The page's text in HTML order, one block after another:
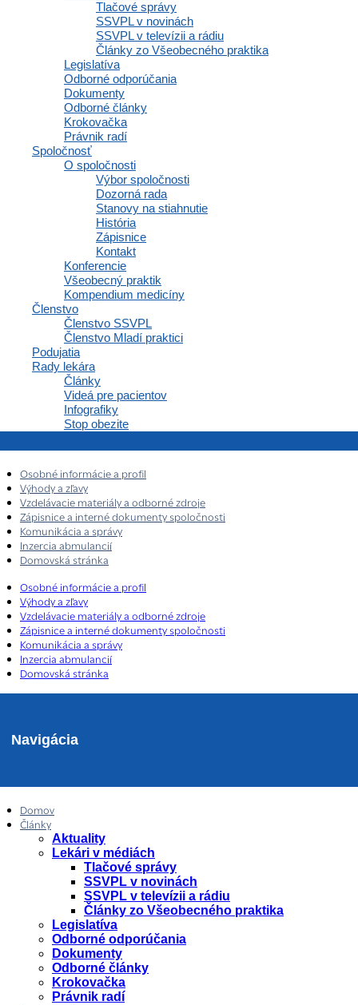
Tlačové správy
SSVPL v novinách
SSVPL v televízii a rádiu
Články zo Všeobecného praktika
Legislatíva
Odborné odporúčania
Dokumenty
Odborné články
Krokovačka
Právnik radí
Spoločnosť
O spoločnosti
Výbor spoločnosti
Dozorná rada
Stanovy na stiahnutie
História
Zápisnice
Kontakt
Konferencie
Všeobecný praktik
Kompendium medicíny
Členstvo
Členstvo SSVPL
Členstvo Mladí praktici
Podujatia
Rady lekára
Články
Videá pre pacientov
Infografiky
Stop obezite
Odoberajte náš newsletter
Odoslať
SLOVENSKÁ
SPOLOČNOSŤ
VŠEOBECNÉHO
PRAKTICKÉHO
LEKÁRSTVA
Business Center Polianky (BCP)
Polianky 5, 841 01 Bratislava
IČO: 35607131
DIČ: 2020971502
Členstvo
Osobné informácie a profil
Výhody a zľavy
Vzdelávacie materiály a odborné zdroje
Zápisnice a interné dokumenty spoločnosti
Komunikácia a správy
Inzercia abmulancií
Domovská stránka
Osobné informácie a profil
Výhody a zľavy
Vzdelávacie materiály a odborné zdroje
Zápisnice a interné dokumenty spoločnosti
Komunikácia a správy
Inzercia abmulancií
Domovská stránka
Navigácia
Domov
Články
Aktuality
Lekári v médiách
Tlačové správy
SSVPL v novinách
SSVPL v televízii a rádiu
Články zo Všeobecného praktika
Legislatíva
Odborné odporúčania
Dokumenty
Odborné články
Krokovačka
Právnik radí